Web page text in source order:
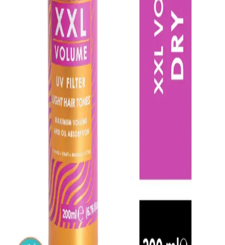
Syoss Fresh & Uplift Köpük Kuru Şampuan, yağlı saçlar için
tasarlanmış pratik bir hacimlendirme çözümüdür; 200 ml’lik şişede
köpük formuyla kökten uca eşit dağılımı kolaylaştırır, ağırlaşmadan
temiz ve taze bir görünüm sağlar. Hacim verici etkisi sayesinde
saçlar daha dolgun hissedilir ve gün boyu ferahlık korunur. Koku ve
ferahlık hissi uzun süreli temizlik izlenimi verirken bazı kullanıcılar
dipler ve uçlar için homojen dağılım konusunda zorluk yaşadıklarını
belirtir. Kalıntı bırakmama özelliği çoğunlukla olumlu geri dönüş
alırken bazı kullanıcılar beyaz kalıntı veya hafif yapışkanlık hissi
bildirmiştir; bu durum saç tipine ve uygulama tekniğine bağlı olarak
değişkenlik gösterebilir. Köpük formunun hızlı emilimi, spreyli
formata göre kullanım süresini hızlandırır ve günlük rutinde
pratikliği artırır. Ürün tüm saç tipleri için uygun olduğu iddiasını
kullanıcı deneyimleri de destekler, ancak ince telli saçlarda ve yoğun
yağlanmada uygulama tekniğine ekstra özen gerekebilir.
Taşınabilirliği ve 200 ml’lik paketi, seyahatler için de uygun bir
kolaylık sunar. Uygulama ipuçlarıyla doğru miktar ve dağılım
sağlandığında temiz ve hafif bir sonuç elde etmek mümkün olur.
Genel olarak, Syoss Fresh & Uplift hacim ve temizliği hızlı bir
şekilde bir araya getirir, günlük kullanıma uygun pratik bir
Redist Kuru Şampuan Biotin İçerikli Seyahat Boyu
75 ml Saç Temizliği ve Ferahlık Sağlar
Redist kuru şampuan, biotin içeriğiyle saçları temizler, ferahlatır ve